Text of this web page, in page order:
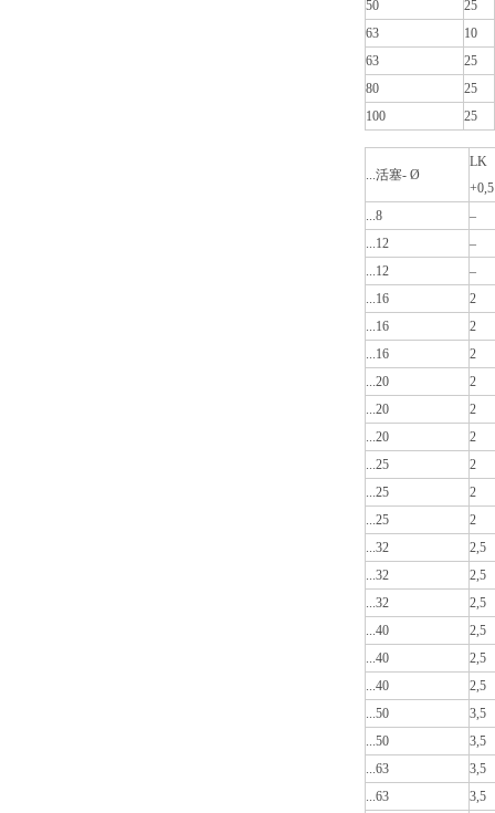
50
25
63
10
63
25
80
25
100
25
...活塞- Ø
LK
+0,5
...8
–
...12
–
...12
–
...16
2
...16
2
...16
2
...20
2
...20
2
...20
2
...25
2
...25
2
...25
2
...32
2,5
...32
2,5
...32
2,5
...40
2,5
...40
2,5
...40
2,5
...50
3,5
...50
3,5
...63
3,5
...63
3,5